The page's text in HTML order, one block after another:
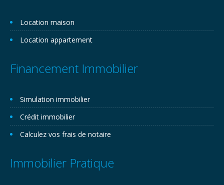
Location maison
Location appartement
Financement Immobilier
Simulation immobilier
Crédit immobilier
Calculez vos frais de notaire
Immobilier Pratique